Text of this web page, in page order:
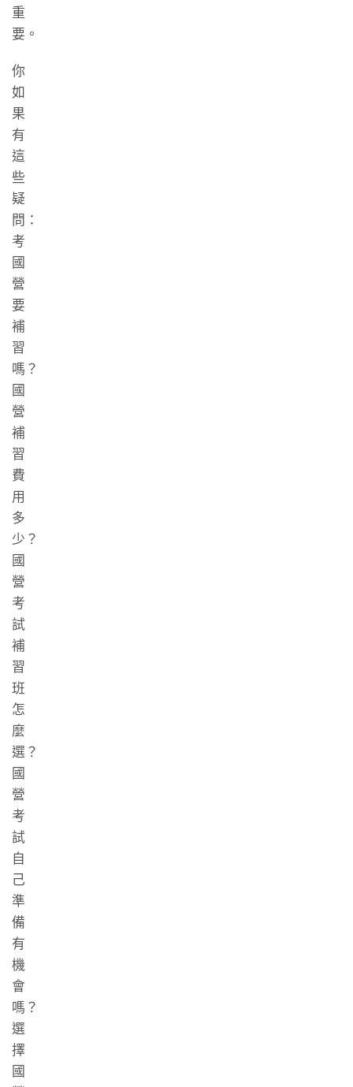
重
要。
你
如
果
有
這
些
疑
問：
考
國
營
要
補
習
嗎？
國
營
補
習
費
用
多
少？
國
營
考
試
補
習
班
怎
麼
選？
國
營
考
試
自
己
準
備
有
機
會
嗎？
選
擇
國